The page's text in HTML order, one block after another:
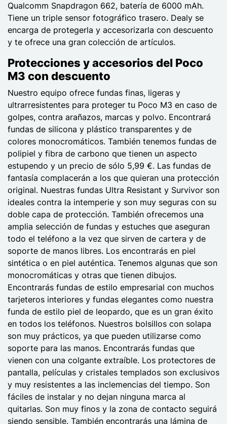
Qualcomm Snapdragon 662, batería de 6000 mAh.
Tiene un triple sensor fotográfico trasero. Dealy se
encarga de protegerla y accesorizarla con descuento
y te ofrece una gran colección de artículos.
Protecciones y accesorios del Poco
M3 con descuento
Nuestro equipo ofrece fundas finas, ligeras y
ultrarresistentes para proteger tu Poco M3 en caso de
golpes, contra arañazos, marcas y polvo. Encontrará
fundas de silicona y plástico transparentes y de
colores monocromáticos. También tenemos fundas de
polipiel y fibra de carbono que tienen un aspecto
estupendo y un precio de sólo 5,99 €. Las fundas de
fantasía complacerán a los que quieran una protección
original. Nuestras fundas Ultra Resistant y Survivor son
ideales contra la intemperie y son muy seguras con su
doble capa de protección. También ofrecemos una
amplia selección de fundas y estuches que aseguran
todo el teléfono a la vez que sirven de cartera y de
soporte de manos libres. Los encontrarás en piel
sintética o en piel auténtica. Tenemos algunas que son
monocromáticas y otras que tienen dibujos.
Encontrarás fundas de estilo empresarial con muchos
tarjeteros interiores y fundas elegantes como nuestra
funda de estilo piel de leopardo, que es un gran éxito
en todos los teléfonos. Nuestros bolsillos con solapa
son muy prácticos, ya que pueden utilizarse como
soporte para las manos. Encontrarás fundas que
vienen con una colgante extraíble. Los protectores de
pantalla, películas y cristales templados son exclusivos
y muy resistentes a las inclemencias del tiempo. Son
fáciles de instalar y no dejan ninguna marca al
quitarlas. Son muy finos y la zona de contacto seguirá
siendo sensible. También encontrarás una lámina de